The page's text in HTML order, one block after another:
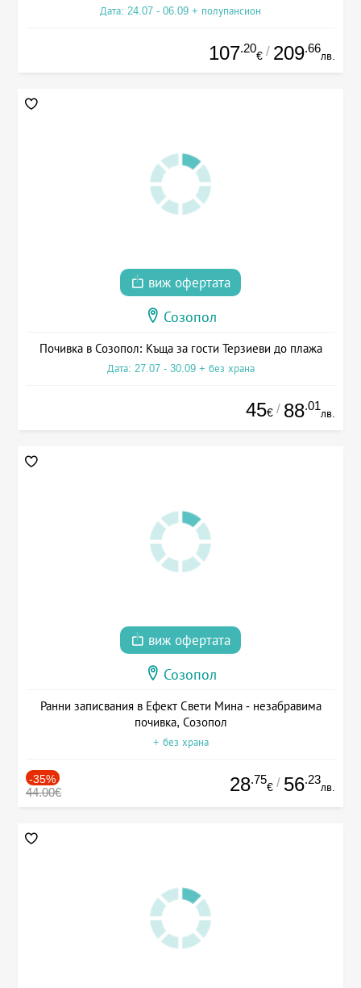
Дата: 24.07 - 06.09 + полупансион
107.20
€ / 209.66
лв.
виж офертата
Созопол
Почивка в Созопол: Къща за гости Терзиеви до плажа
Дата: 27.07 - 30.09 + без храна
45€ / 88.01
лв.
виж офертата
Созопол
Ранни записвания в Ефект Свети Мина - незабравима
почивка, Созопол
+ без храна
-35%
44.00€ 28.75
€ / 56.23
лв.